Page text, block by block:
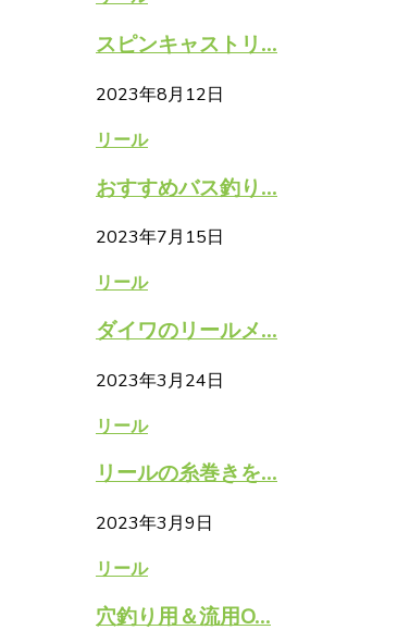
スピンキャストリ...
2023年8月12日
リール
おすすめバス釣り...
2023年7月15日
リール
ダイワのリールメ...
2023年3月24日
リール
リールの糸巻きを...
2023年3月9日
リール
穴釣り用＆流用O...